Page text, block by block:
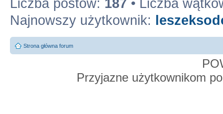
Liczba postów: 187 • Liczba
Najnowszy użytkownik:
Strona główna forum
Przyjazne użytkownikom